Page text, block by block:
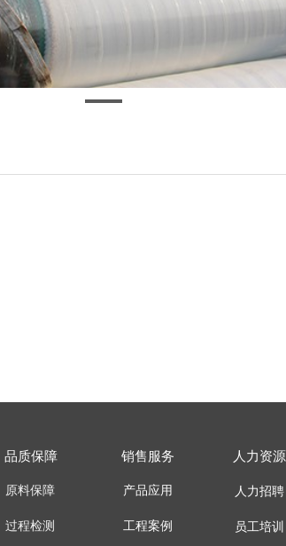
原料保障
过程检测
人力招聘
员工培训
品质保障 销售服务 人力资源
产品应用
工程案例